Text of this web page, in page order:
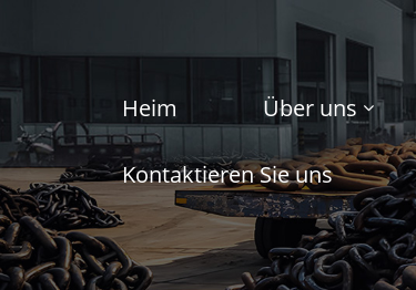
Heim Über uns
Kontaktieren Sie uns